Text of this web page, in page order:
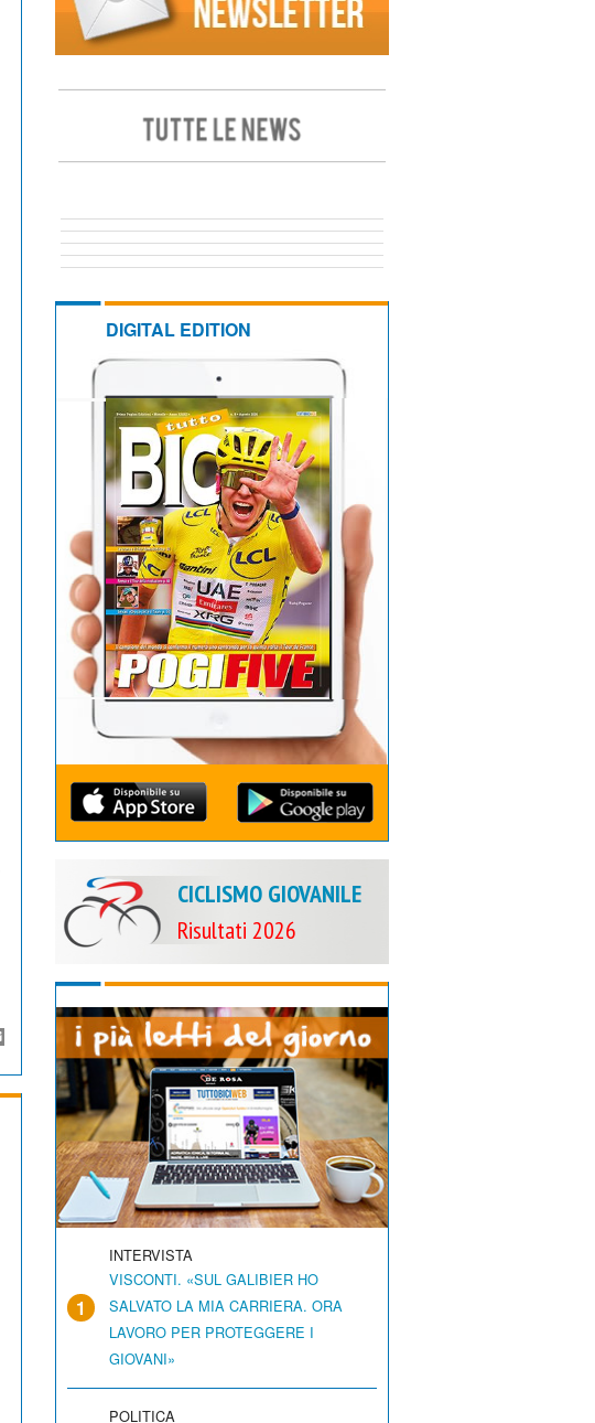
DIGITAL EDITION
CICLISMO GIOVANILE
Risultati 2026
1
INTERVISTA
VISCONTI. «SUL GALIBIER HO
SALVATO LA MIA CARRIERA. ORA
LAVORO PER PROTEGGERE I
GIOVANI»
POLITICA